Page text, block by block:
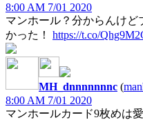
8:00 AM 7/01 2020
マンホール？分からんけ
かった！ https://t.co/
MH_dnnnnnnnc (
8:00 AM 7/01 2020
マンホールカード9枚めは